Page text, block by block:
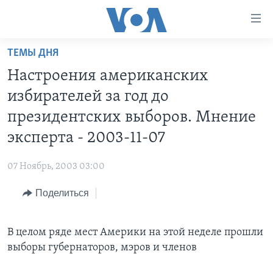
Перейти
основной
контент
основной
Перейти
поиск
ПРОГРАММЫ
НОВОСТИ ЗА МИНУТУ
ПОЧЕМУ ЭТО ВАЖНО?
ДИСКУССИЯ VOA
НЬЮ-ЙОРК NEW YORK
ПРОЕКТЫ
УЧИМ АНГЛИЙСКИЙ
А КАК В АМЕРИКЕ?
АРТЕФАКТЫ
ТЕСТЫ
ФАКТЫ ПРОТИВ ФЕЙКОВ
ЗА СВОБОДУ ПРЕССЫ
ВИДЕО
ТЕМЫ ДНЯ
Настроения американских
избирателей за год до
президентских выборов. Мнение
эксперта - 2003-11-07
07 Ноябрь, 2003 03:00
Поделиться
В целом ряде мест Америки на этой неделе прошли
выборы губернаторов, мэров и членов